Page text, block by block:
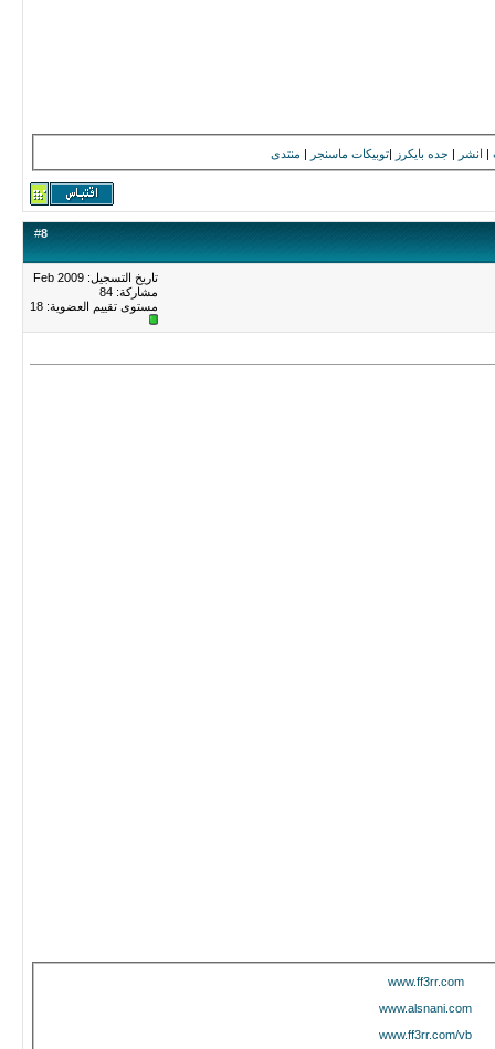
| انشر | جده بايكرز |توبيكات ماسنجر | منتدى
#8
تاريخ التسجيل: Feb 2009
مشاركة: 84
مستوى تقييم العضوية: 18
www.ff3rr.com
www.alsnani.com
www.ff3rr.com/vb